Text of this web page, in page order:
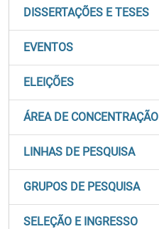
DISSERTAÇÕES E TESES
EVENTOS
ELEIÇÕES
ÁREA DE CONCENTRAÇÃO
LINHAS DE PESQUISA
GRUPOS DE PESQUISA
SELEÇÃO E INGRESSO